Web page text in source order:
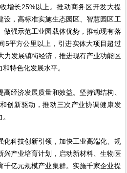
增长25%以上。推动商务区开发大提
设，高标准实施生态园区、智慧园区工
做强示范工业园载体优势，推动现有落
5平方公里以上，引进实体大项目超过
力发展镇街经济，推进现有产业功能区
特色化发展水平。
高经济发展质量和效益。坚持调结构、
创新驱动，推动三次产业协调健康发
化科技创新引领，加快工业高端化、规
兴产业培育计划，启动新材料、生物医
千亿元规模产业集群。实施千家企业提